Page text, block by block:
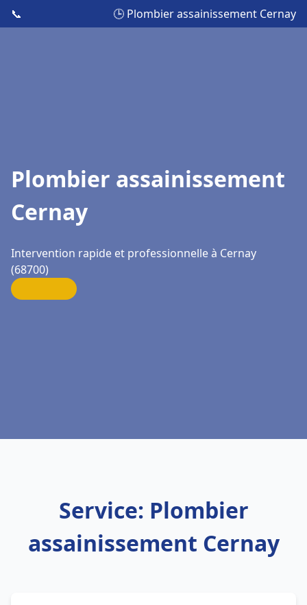
📞 🕒 Plombier assainissement Cernay
Plombier assainissement
Cernay
Intervention rapide et professionnelle à Cernay
(68700)
Service: Plombier
assainissement Cernay